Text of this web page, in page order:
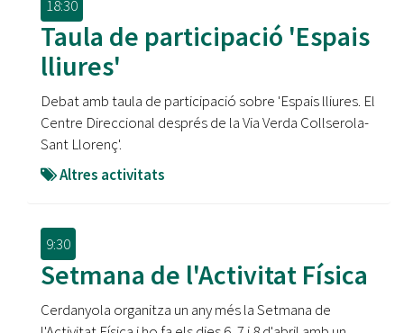
18:30
Taula de participació 'Espais
lliures'
Debat amb taula de participació sobre 'Espais lliures. El
Centre Direccional després de la Via Verda Collserola-
Sant Llorenç'.
Altres activitats
9:30
Setmana de l'Activitat Física
Cerdanyola organitza un any més la Setmana de